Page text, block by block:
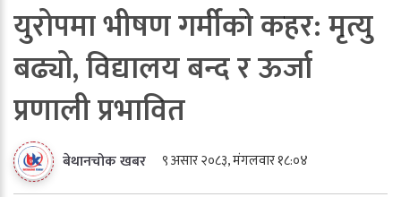
युरोपमा भीषण गर्मीको कहर: मृत्यु
बढ्यो, विद्यालय बन्द र ऊर्जा
प्रणाली प्रभावित
बेथानचोक खबर ९ असार २०८३, मंगलवार १८:०४